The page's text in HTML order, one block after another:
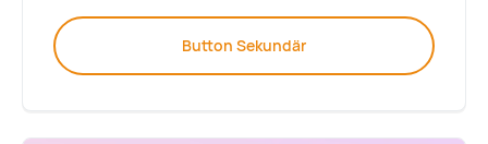
Button Sekundär